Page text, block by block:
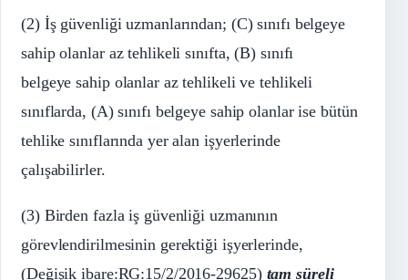
(2) İş güvenliği uzmanlarından; (C) sınıfı belgeye
sahip olanlar az tehlikeli sınıfta, (B) sınıfı
belgeye sahip olanlar az tehlikeli ve tehlikeli
sınıflarda, (A) sınıfı belgeye sahip olanlar ise bütün
tehlike sınıflarında yer alan işyerlerinde
çalışabilirler.
(3) Birden fazla iş güvenliği uzmanının
görevlendirilmesinin gerektiği işyerlerinde,
(Değişik ibare:RG:15/2/2016-29625) tam süreli